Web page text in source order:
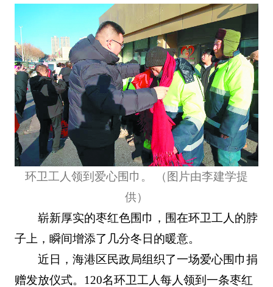
环卫工人领到爱心围巾。 （图片由李建学提
供）
崭新厚实的枣红色围巾，围在环卫工人的脖
子上，瞬间增添了几分冬日的暖意。
近日，海港区民政局组织了一场爱心围巾捐
赠发放仪式。120名环卫工人每人领到一条枣红